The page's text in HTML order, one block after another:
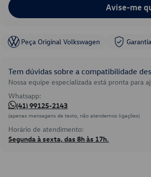
Avise-me
Peça Original Volkswagen
Tem dúvidas sobre a compatibilidade
Nossa equipe especializada está pronta para
Whatsapp:
(41) 99125-2143
(apenas mensagens de texto, não atendemos ligações)
Horário de atendimento:
Segunda à sexta, das 8h às 17h.